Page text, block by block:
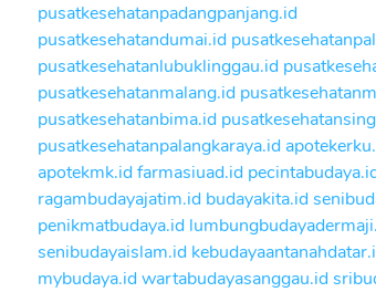
pusatkesehatanpadangpanjang.id
pusatkesehatandumai.id
pusatkesehatanlubuklinggau.id
pusatkesehatanmalang.id
pusatkesehatanbima.id
pusatkesehatanpalangkaraya.id
apotekmk.idfarmasiuad.id
ragambudayajatim.id budayakita.id
penikmatbudaya.id
senibudayaislam.id
mybudaya.idwartabudayasanggau.id